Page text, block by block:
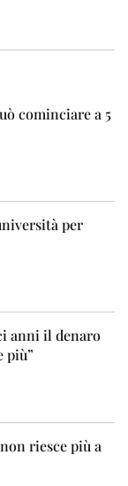
cominciare a 5
per
anni il denaro
più”
riesce più a